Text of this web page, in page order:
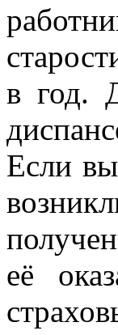
в год.
Если
её